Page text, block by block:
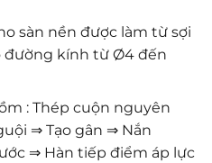
sàn nền được làm từ sợi
đường kính từ Ø4 đến
: Thép cuộn nguyên
⇒ Tạo gân ⇒ Nắn
⇒ Hàn tiếp điểm áp lực